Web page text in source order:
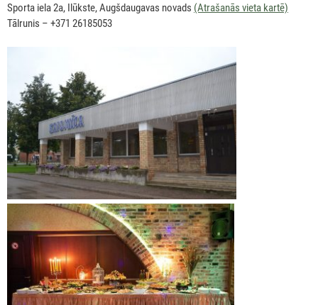
Sporta iela 2a, Ilūkste, Augšdaugavas novads (Atrašanās vieta kartē)
Tālrunis – +371 26185053